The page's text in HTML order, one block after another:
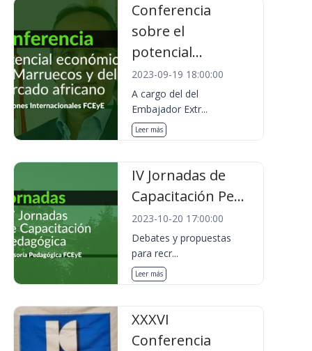
Conferencia
sobre el
potencial...
2023-09-19 18:00:00
A cargo del del
Embajador Extr...
Leer más
IV Jornadas de
Capacitación Pe...
2023-10-20 17:00:00
Debates y propuestas
para recr...
Leer más
XXXVI
Conferencia